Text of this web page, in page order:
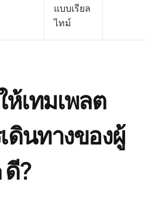
แบบเรียล
ไทม์
ห้เทมเพลต
ดินทางของผู้
ดี?